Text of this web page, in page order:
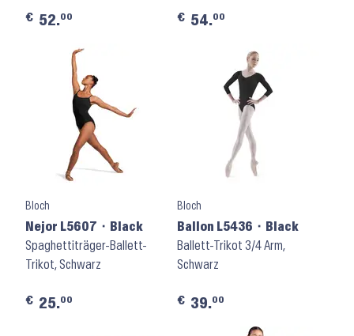
€ 52.00 € 54.00
Bloch
Nejor L5607 ⬝ Black
Spaghettiträger-Ballett-
Trikot, Schwarz
€ 25.00
Bloch
Ballon L5436 ⬝ Black
Ballett-Trikot 3/4 Arm,
Schwarz
€ 39.00